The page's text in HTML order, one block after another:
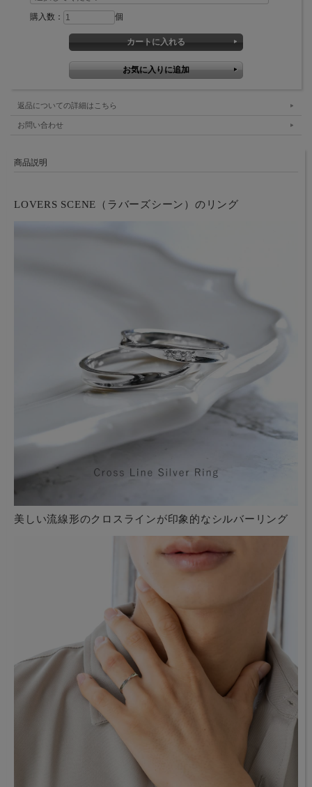
購入数： 個
返品についての詳細はこちら
お問い合わせ
商品説明
LOVERS SCENE（ラバーズシーン）のリング
美しい流線形のクロスラインが印象的なシルバーリング